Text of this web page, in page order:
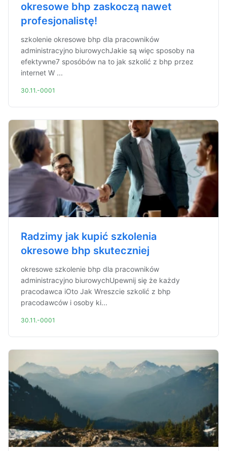
okresowe bhp zaskoczą nawet
profesjonalistę!
szkolenie okresowe bhp dla pracowników
administracyjno biurowychJakie są więc sposoby na
efektywne7 sposóbów na to jak szkolić z bhp przez
internet W ...
30.11.-0001
Radzimy jak kupić szkolenia
okresowe bhp skuteczniej
okresowe szkolenie bhp dla pracowników
administracyjno biurowychUpewnij się że każdy
pracodawca iOto Jak Wreszcie szkolić z bhp
pracodawców i osoby ki...
30.11.-0001